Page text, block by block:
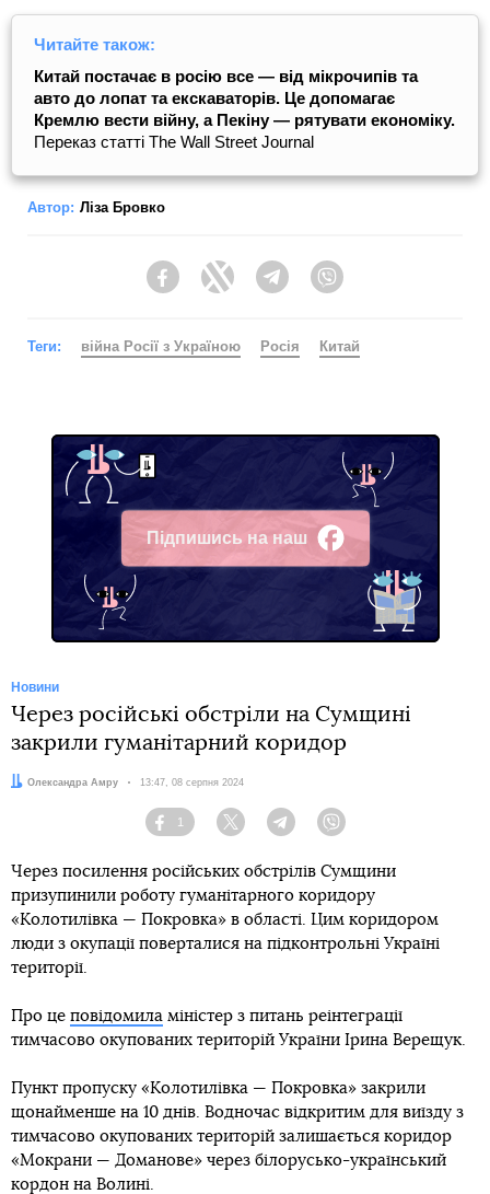
Читайте також:
Китай постачає в росію все — від мікрочипів та
авто до лопат та екскаваторів. Це допомагає
Кремлю вести війну, а Пекіну — рятувати економіку.
Переказ статті The Wall Street Journal
Автор: Ліза Бровко
FacebookTwitter Telegram
Теги: війна Росії з Україною Росія Китай
Підпишись на наш
Facebook
Новини
Через російські обстріли на Сумщині
закрили гуманітарний коридор
Автор:
Олександра Амру Дата:
13:47, 08 серпня 2024
Facebook
1
Twitter TelegramViber
Через посилення російських обстрілів Сумщини
призупинили роботу гуманітарного коридору
«Колотилівка — Покровка» в області. Цим коридором
люди з окупації поверталися на підконтрольні Україні
території.
Про це повідомила міністер з питань реінтеграції
тимчасово окупованих територій України Ірина Верещук.
Пункт пропуску «Колотилівка — Покровка» закрили
щонайменше на 10 днів. Водночас відкритим для виїзду з
тимчасово окупованих територій залишається коридор
«Мокрани — Доманове» через білорусько-український
кордон на Волині.